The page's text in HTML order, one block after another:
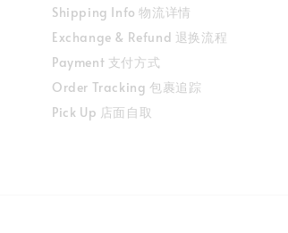
Shipping Info 物流详情
Exchange & Refund 退换流程
Payment 支付方式
Order Tracking 包裹追踪
Pick Up 店面自取